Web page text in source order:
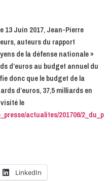
13 Juin 2017, Jean-Pierre
auteurs du rapport
de la défense nationale »
d’euros au budget annuel du
donc que le budget de la
d’euros, 37,5 milliards en
le
actualites/201706/2_du_p
LinkedIn